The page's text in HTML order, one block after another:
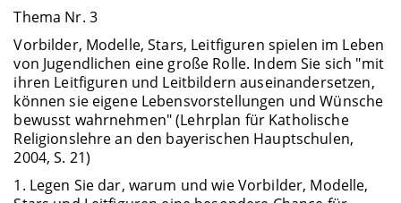
Thema Nr. 3
Vorbilder, Modelle, Stars, Leitfiguren spielen im Leben
von Jugendlichen eine große Rolle. Indem Sie sich "mit
ihren Leitfiguren und Leitbildern auseinandersetzen,
können sie eigene Lebensvorstellungen und Wünsche
bewusst wahrnehmen" (Lehrplan für Katholische
Religionslehre an den bayerischen Hauptschulen,
2004, S. 21)
1. Legen Sie dar, warum und wie Vorbilder, Modelle,